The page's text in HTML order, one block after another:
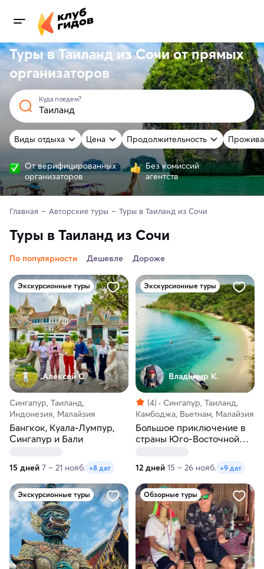
Туры в Таиланд из Сочи отпрямых
организаторов
Куда поедем?
Виды отдыха Цена Продолжительность
От верифицированных
организаторов
Без комиссий
агентств
Главная Авторские туры Туры в Таиланд из Сочи
Туры в Таиланд из Сочи
По популярности Дешевле Дороже
Экскурсионные туры
Алексей С.
Сингапур, Таиланд,
Индонезия, Малайзия
Бангкок, Куала-Лумпур,
Сингапур и Бали
15 дней 7 – 21 нояб. +8 дат
Экскурсионные туры
Владимир К.
(4)
Сингапур, Таиланд,
Камбоджа, Вьетнам, Малайзия
Большое приключение в
страны Юго-Восточной
12 дней 15 – 26 нояб. +9 дат
Экскурсионные туры Обзорные туры